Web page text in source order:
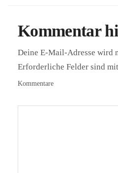
Kommentar
Deine E-Mail-Adresse wird
Erforderliche Felder sind mit
Kommentare